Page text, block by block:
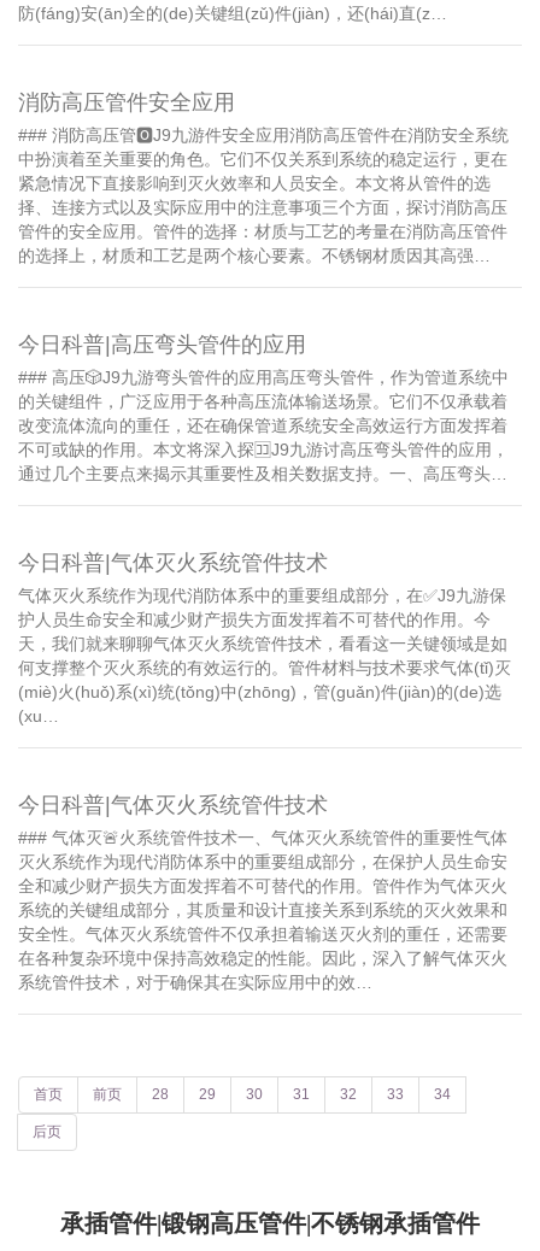
防(fáng)安(ān)全的(de)关键组(zǔ)件(jiàn)，还(hái)直(z…
消防高压管件安全应用
### 消防高压管🅾J9九游件安全应用消防高压管件在消防安全系统
中扮演着至关重要的角色。它们不仅关系到系统的稳定运行，更在
紧急情况下直接影响到灭火效率和人员安全。本文将从管件的选
择、连接方式以及实际应用中的注意事项三个方面，探讨消防高压
管件的安全应用。管件的选择：材质与工艺的考量在消防高压管件
的选择上，材质和工艺是两个核心要素。不锈钢材质因其高强…
今日科普|高压弯头管件的应用
### 高压🎲J9九游弯头管件的应用高压弯头管件，作为管道系统中
的关键组件，广泛应用于各种高压流体输送场景。它们不仅承载着
改变流体流向的重任，还在确保管道系统安全高效运行方面发挥着
不可或缺的作用。本文将深入探🈁J9九游讨高压弯头管件的应用，
通过几个主要点来揭示其重要性及相关数据支持。一、高压弯头…
今日科普|气体灭火系统管件技术
气体灭火系统作为现代消防体系中的重要组成部分，在✅J9九游保
护人员生命安全和减少财产损失方面发挥着不可替代的作用。今
天，我们就来聊聊气体灭火系统管件技术，看看这一关键领域是如
何支撑整个灭火系统的有效运行的。管件材料与技术要求气体(tǐ)灭
(miè)火(huǒ)系(xì)统(tǒng)中(zhōng)，管(guǎn)件(jiàn)的(de)选
(xu…
今日科普|气体灭火系统管件技术
### 气体灭🚨火系统管件技术一、气体灭火系统管件的重要性气体
灭火系统作为现代消防体系中的重要组成部分，在保护人员生命安
全和减少财产损失方面发挥着不可替代的作用。管件作为气体灭火
系统的关键组成部分，其质量和设计直接关系到系统的灭火效果和
安全性。气体灭火系统管件不仅承担着输送灭火剂的重任，还需要
在各种复杂环境中保持高效稳定的性能。因此，深入了解气体灭火
系统管件技术，对于确保其在实际应用中的效…
首页 前页 28 29 30 31 32 33 34
后页
承插管件|锻钢高压管件|不锈钢承插管件